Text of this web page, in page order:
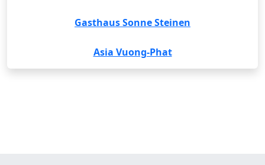
Gasthaus Sonne Steinen
Asia Vuong-Phat